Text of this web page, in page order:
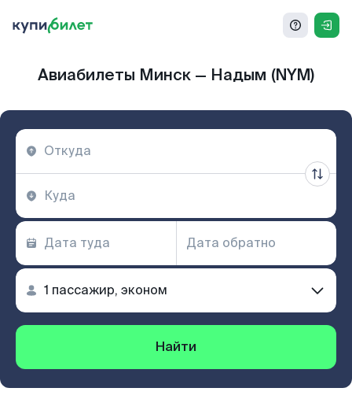
Авиабилеты Минск — Надым (NYM)
Найти